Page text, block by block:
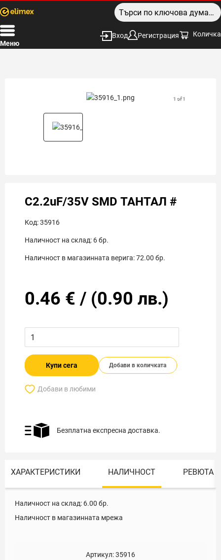
Меню
Вход Регистрация Количка
1 of 1
C2.2uF/35V SMD ТАНТАЛ #
Код:35916
Наличност на склад: 6бр.
Наличност в магазинната верига:72.00 бр.
0.46 € / (0.90 лв.)
Купи сега Добави в количката
Добави в любими
Безплатна експресна доставка.
ХАРАКТЕРИСТИКИ НАЛИЧНОСТ РЕВЮТА
Наличност на склад: 6.00 бр.
Наличност в магазинната мрежа
Артикул:35916